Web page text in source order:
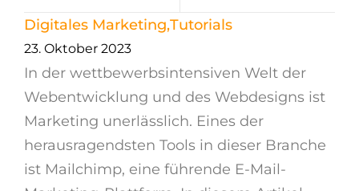
Digitales Marketing,Tutorials
23. Oktober 2023
In der wettbewerbsintensiven Welt der
Webentwicklung und des Webdesigns ist
Marketing unerlässlich. Eines der
herausragendsten Tools in dieser Branche
ist Mailchimp, eine führende E-Mail-